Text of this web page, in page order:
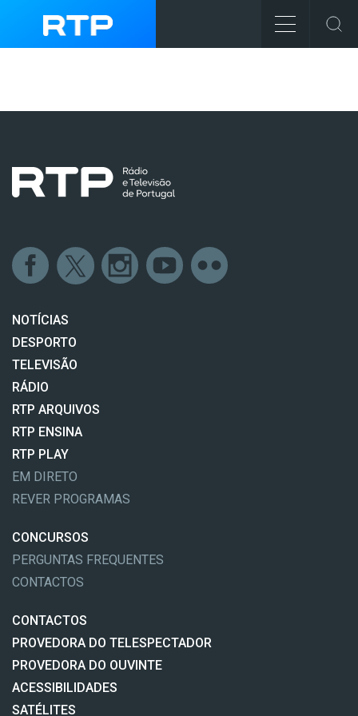
NOTÍCIAS
DESPORTO
TELEVISÃO
RÁDIO
RTP ARQUIVOS
RTP ENSINA
RTP PLAY
EM DIRETO
REVER PROGRAMAS
CONCURSOS
PERGUNTAS FREQUENTES
CONTACTOS
CONTACTOS
PROVEDORA DO TELESPECTADOR
PROVEDORA DO OUVINTE
ACESSIBILIDADES
SATÉLITES